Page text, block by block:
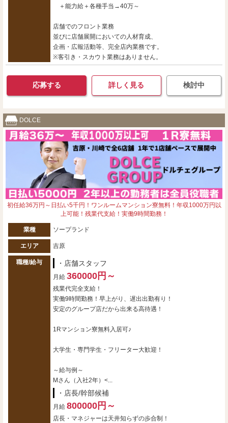
＋能力給＋各種手当→40万～
店舗でのフロント業務
並びに店舗展開においての人材育成、
企画・広報活動等、完全店内業務です。
※客引き・スカウト業務はありません。
応募する 詳しく見る 検討中
DOLCE
初任給36万円～日払い5千円！ワンルームマンション寮無料！年収1000万円以
上可能！残業代支給！実働9時間勤務！
業種 ソープランド
エリア 吉原
職種/給与 ・店舗スタッフ
月給 360000円～
残業代完全支給！
実働9時間勤務！早上がり、遅出出勤有り！
安定のグループ店だから出来る高待遇！
1Rマンション寮無料入居可♪
大学生・専門学生・フリーター大歓迎！
～給与例～
Mさん（入社2年）<...
・店長/幹部候補
月給 800000円～
店長・マネジャーは天井知らずの歩合制！